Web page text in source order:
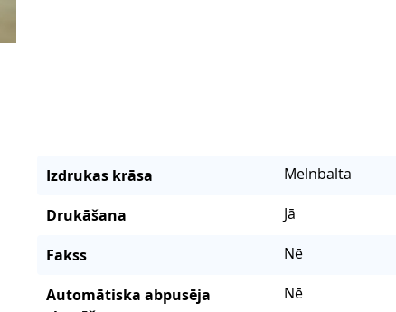
Izdrukas krāsa Melnbalta
Drukāšana Jā
Fakss Nē
Automātiska abpusēja
Nē